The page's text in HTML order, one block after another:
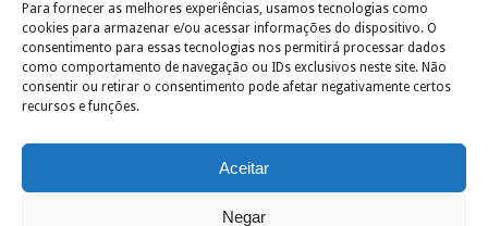
Para fornecer as melhores experiências, usamos tecnologias como
cookies para armazenar e/ou acessar informações do dispositivo. O
consentimento para essas tecnologias nos permitirá processar dados
como comportamento de navegação ou IDs exclusivos neste site. Não
consentir ou retirar o consentimento pode afetar negativamente certos
recursos e funções.
Aceitar
Negar
Clique para aceitar os cookies marketing e
ativar este conteúdo